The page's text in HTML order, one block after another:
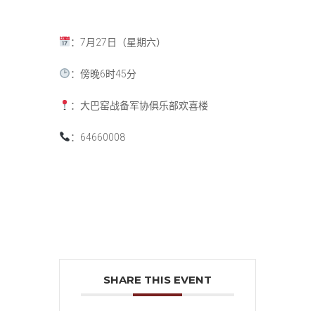
： 7月 27 日（星期六）
：傍晚6时45分
：大巴窑战备军协俱乐部欢喜楼
： 64660008
SHARE THIS EVENT